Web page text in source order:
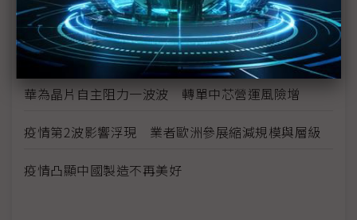
供需趨緊造成短期漲價 華新科非中國廠區稼動率滿
載
華為晶片自主阻力一波波 轉單中芯營運風險增
疫情第2波影響浮現 業者歐洲參展縮減規模與層級
疫情凸顯中國製造不再美好